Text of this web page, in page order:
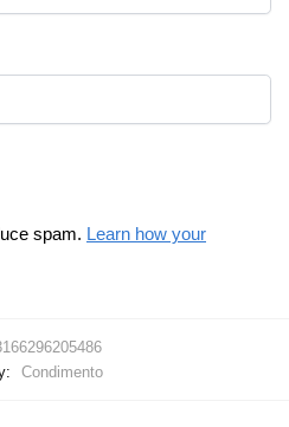
spam. Learn how your
Condimento